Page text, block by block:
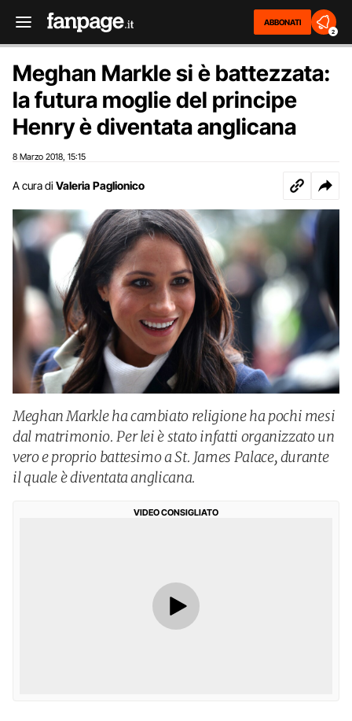
ABBONATI
2
Meghan Markle si è battezzata:
la futura moglie del principe
Henry è diventata anglicana
8 Marzo 2018 15:15
A cura di Valeria Paglionico
Meghan Markle ha cambiato religione ha pochi mesi
dal matrimonio. Per lei è stato infatti organizzato un
vero e proprio battesimo a St. James Palace, durante
il quale è diventata anglicana.
VIDEO CONSIGLIATO